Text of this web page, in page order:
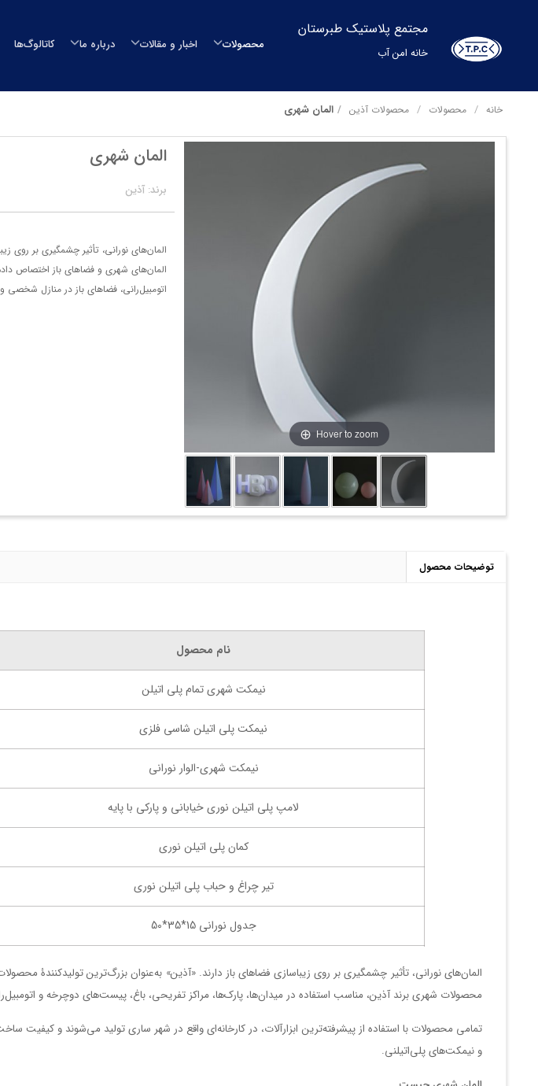
مجتمع پلاستیک طبرستان
خانه امن آب
محصولات
وان
گلدان لنوس
محصولات آذین
اخبار و مقالات
مسؤولیت‌های اجتماعی
درباره ما
کاتالوگ‌ها
خانه محصولات محصولات آذین المان شهری
Hover to zoom
المان شهری
برند: آذین
المان‌های نورانی، تأثیر چشمگیری بر روی
المان‌های شهری و فضاهای باز اختصاص
اتومبیل‌رانی، فضاهای باز در منازل
توضیحات محصول
نام محصول
نیمکت شهری تمام پلی اتیلن
نیمکت پلی اتیلن شاسی فلزی
نیمکت شهری-الوار نورانی
لامپ پلی اتیلن نوری خیابانی و پارکی با پایه
کمان پلی اتیلن نوری
تیر چراغ و حباب پلی اتیلن نوری
جدول نورانی 15*35*50
جدول نورانی وسط 15*25*50
جدول نورانی
المان‌های نورانی، تأثیر چشمگیری بر روی زیباسازی فضاهای باز دارند. «آذین» به‌عنوان بزرگ‌ترین تولیدکنندۀ
محصولات شهری برند آذین، مناسب استفاده در میدان‌ها، پارک‌ها، مراکز تفریحی، باغ، پیست‌های دوچرخه و
تمامی محصولات با استفاده از پیشرفته‌ترین ابزارآلات، در کارخانه‌ای واقع در شهر ساری تولید می‌شوند و کیفیت
و نیمکت‌های پلی‌اتیلنی.